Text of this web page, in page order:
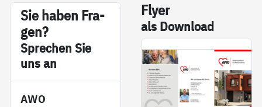
Sie ha­ben Fra­
gen?
Sp­re­chen Sie
uns an
AWO
Fly­er
als Down­load